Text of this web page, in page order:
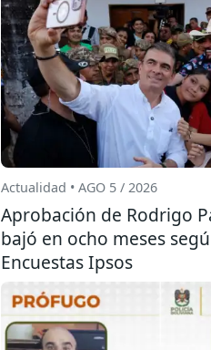
Actualidad • AGO 5 / 2026
Aprobación de Rodrigo
bajó en ocho meses
Encuestas Ipsos